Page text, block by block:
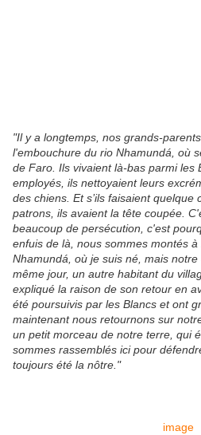
"Il y a longtemps, nos grands-
l'embouchure du rio Nhamundá, où
de Faro. Ils vivaient là-bas parmi les
employés, ils nettoyaient leurs
des chiens. Et s’ils faisaient quelque
patrons, ils avaient la tête coupée.
beaucoup de persécution, c'est
enfuis de là, nous sommes montés
Nhamundá, où je suis né, mais
même jour, un autre habitant du
expliqué la raison de son retour en
été poursuivis par les Blancs et ont
maintenant nous retournons sur
un petit morceau de notre terre, qui
sommes rassemblés ici pour
toujours été la nôtre."
image